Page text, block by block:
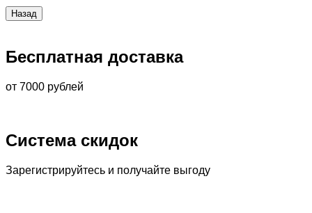
Бесплатная доставка
от 7000 рублей
Система скидок
Зарегистрируйтесь и получайте выгоду